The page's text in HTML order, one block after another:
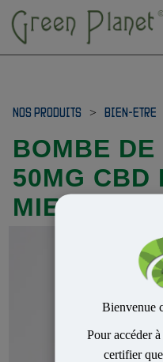
Bienvenue
Pour accéder
certifier
NOS PRODUITS > BIEN-ETRE
BOMBE
50MG CBD
MIEL